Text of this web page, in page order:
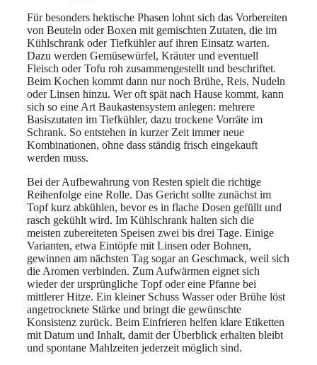
Für besonders hektische Phasen lohnt sich das Vorbereiten
von Beuteln oder Boxen mit gemischten Zutaten, die im
Kühlschrank oder Tiefkühler auf ihren Einsatz warten.
Dazu werden Gemüsewürfel, Kräuter und eventuell
Fleisch oder Tofu roh zusammengestellt und beschriftet.
Beim Kochen kommt dann nur noch Brühe, Reis, Nudeln
oder Linsen hinzu. Wer oft spät nach Hause kommt, kann
sich so eine Art Baukastensystem anlegen: mehrere
Basiszutaten im Tiefkühler, dazu trockene Vorräte im
Schrank. So entstehen in kurzer Zeit immer neue
Kombinationen, ohne dass ständig frisch eingekauft
werden muss.
Bei der Aufbewahrung von Resten spielt die richtige
Reihenfolge eine Rolle. Das Gericht sollte zunächst im
Topf kurz abkühlen, bevor es in flache Dosen gefüllt und
rasch gekühlt wird. Im Kühlschrank halten sich die
meisten zubereiteten Speisen zwei bis drei Tage. Einige
Varianten, etwa Eintöpfe mit Linsen oder Bohnen,
gewinnen am nächsten Tag sogar an Geschmack, weil sich
die Aromen verbinden. Zum Aufwärmen eignet sich
wieder der ursprüngliche Topf oder eine Pfanne bei
mittlerer Hitze. Ein kleiner Schuss Wasser oder Brühe löst
angetrocknete Stärke und bringt die gewünschte
Konsistenz zurück. Beim Einfrieren helfen klare Etiketten
mit Datum und Inhalt, damit der Überblick erhalten bleibt
und spontane Mahlzeiten jederzeit möglich sind.